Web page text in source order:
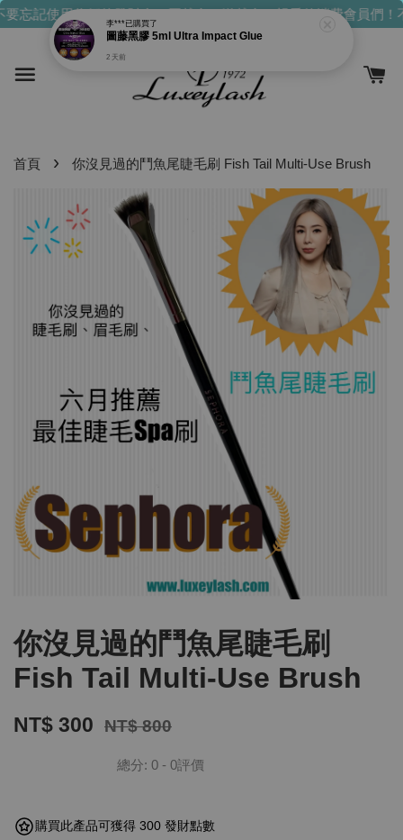
忘記使用你們的發財金！買越多，送越多！親愛的消費會員們！
首頁 › 你沒見過的鬥魚尾睫毛刷 Fish Tail Multi-Use Brush
你沒見過的鬥魚尾睫毛刷
Fish Tail Multi-Use Brush
NT$ 300 NT$ 800
總分: 0 - 0評價
購買此產品可獲得 300 發財點數
李***已購買了
圖藤黑膠 5ml Ultra Impact Glue
2 天前